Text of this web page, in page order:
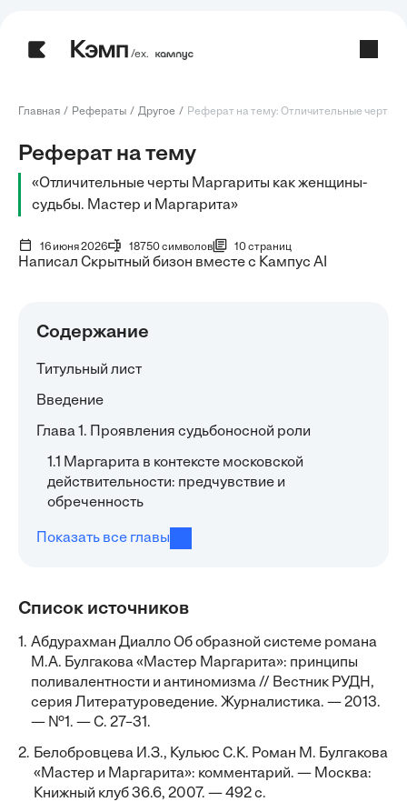
/ех.
Главная Рефераты Другое Реферат на тему: Отличительные черты
Реферат на тему
«Отличительные черты Маргариты как женщины-
судьбы. Мастер и Маргарита»
16 июня 2026 18750 символов 10 страниц
Написал Скрытный бизон вместе с Кампус AI
Содержание
Титульный лист
Введение
Глава 1. Проявления судьбоносной роли
1.1 Маргарита в контексте московской
действительности: предчувствие и
обреченность
Показать все главы
Список источников
1. Абдурахман Диалло Об образной системе романа
М.А. Булгакова «Мастер Маргарита»: принципы
поливалентности и антиномизма // Вестник РУДН,
серия Литературоведение. Журналистика. — 2013.
— №1. — С. 27–31.
2. Белобровцева И.З., Кульюс С.К. Роман М. Булгакова
«Мастер и Маргарита»: комментарий. — Москва:
Книжный клуб 36.6, 2007. — 492 с.